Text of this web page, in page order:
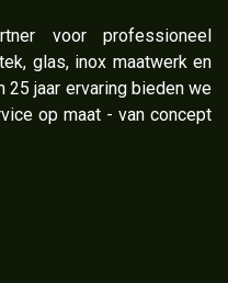
voor professioneel
glas, inox maatwerk en
25 jaar ervaring bieden we
op maat - van concept